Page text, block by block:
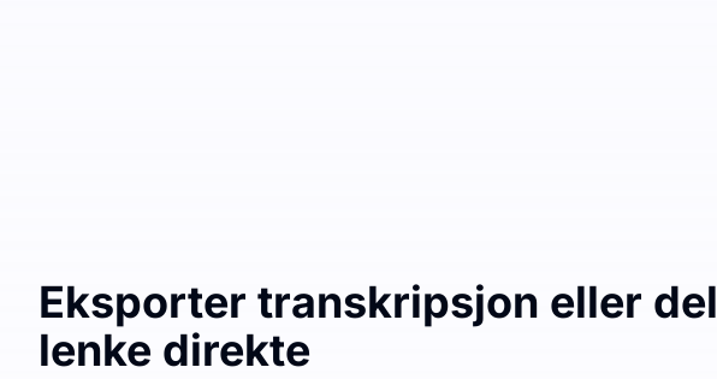
Eksporter transkripsjon eller del
lenke direkte